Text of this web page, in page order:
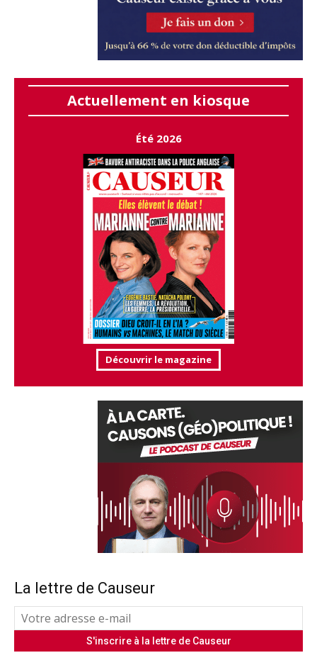
Actuellement en kiosque
Été 2026
Découvrir le magazine
La lettre de Causeur